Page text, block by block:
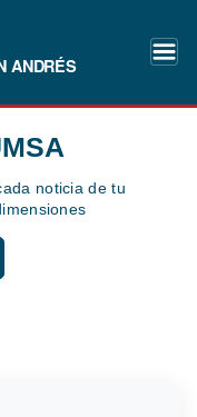
ANDRÉS
noticia de tu